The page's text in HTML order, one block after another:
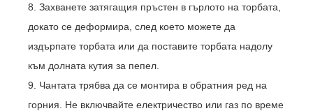
8. Захванете затягащия пръстен в гърлото на торбата,
докато се деформира, след което можете да
издърпате торбата или да поставите торбата надолу
към долната кутия за пепел.
9. Чантата трябва да се монтира в обратния ред на
горния. Не включвайте електричество или газ по време